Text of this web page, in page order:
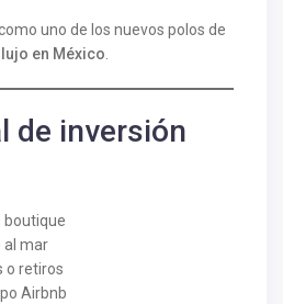
uno de los nuevos polos de
en México
de inversión
boutique
al mar
o retiros
Airbnb